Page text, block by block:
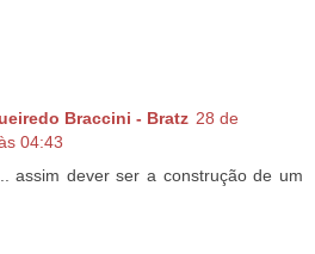
Braccini - Bratz 28 de
04:43
assim dever ser a construção de um